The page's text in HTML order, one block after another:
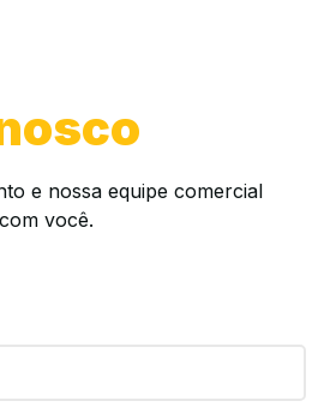
e nossa equipe comercial
você.